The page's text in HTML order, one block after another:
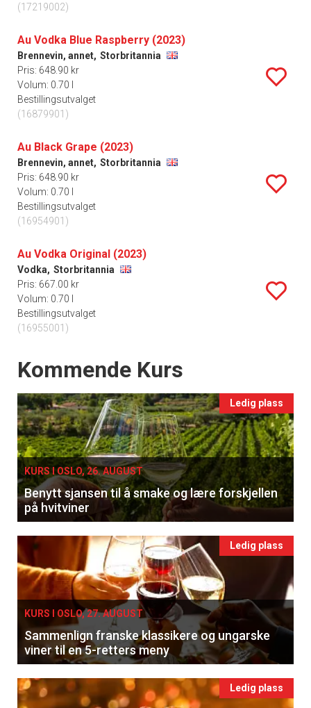
(17219002)
Au Vodka Blue Raspberry (2023)
Brennevin, annet, Storbritannia
Pris: 648.90 kr
Volum: 0.70 l
Bestillingsutvalget
(16879901)
Au Black Grape (2023)
Brennevin, annet, Storbritannia
Pris: 648.90 kr
Volum: 0.70 l
Bestillingsutvalget
(16954901)
Au Vodka Original (2023)
Vodka, Storbritannia
Pris: 667.00 kr
Volum: 0.70 l
Bestillingsutvalget
(16955001)
Events
Kommende Kurs
Ledig plass
KURS I OSLO, 26. AUGUST
Benytt sjansen til å smake og lære forskjellen
på hvitviner
Ledig plass
KURS I OSLO, 27. AUGUST
Sammenlign franske klassikere og ungarske
viner til en 5-retters meny
Ledig plass